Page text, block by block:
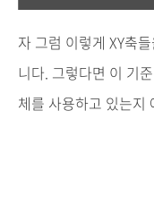
자 그럼 이렇게 XY축
니다. 그렇다면 이 기
체를 사용하고 있는지